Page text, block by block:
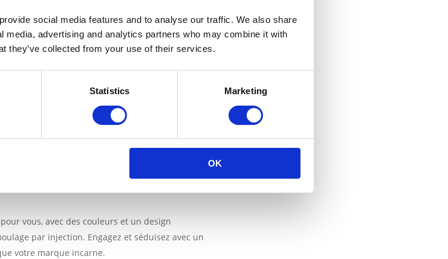
social media features and to analyse our traffic. We also share
media, advertising and analytics partners who may combine it with
they’ve collected from your use of their services.
Statistics Marketing
OK
méticuleusement conçu pour en épouser les
impeccable qu’il l’était au moment où il a
%. Comment? En assurant une expédition plus
de vos produits.
vous, avec des couleurs et un design
par injection. Engagez et séduisez avec un
votre marque incarne.